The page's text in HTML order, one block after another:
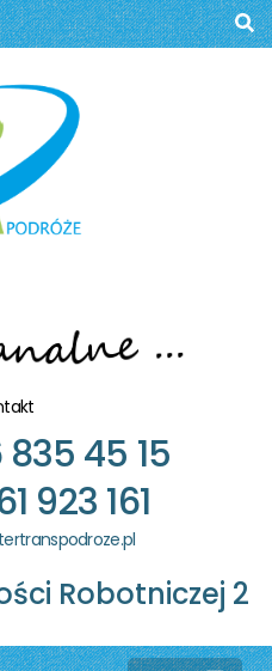
W
45 15
923 161
Robotniczej 2